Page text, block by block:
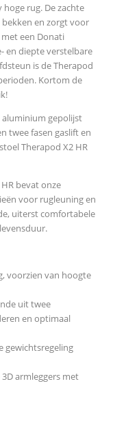
rug. De zachte
en zorgt voor
een Donati
en diepte verstelbare
is de Therapod
Kortom de
aluminium gepolijst
twee fasen gaslift en
Therapod X2 HR
bevat onze
voor rugleuning en
uiterst comfortabele
voorzien van hoogte
uit twee
en optimaal
gewichtsregeling
armleggers met